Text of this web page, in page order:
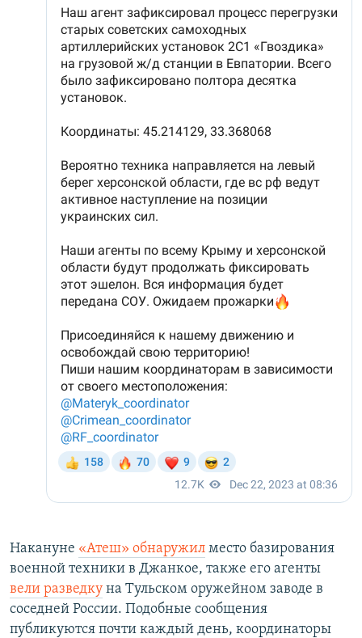
Накануне «Атеш» обнаружил место базирования
военной техники в Джанкое, также его агенты
вели разведку на Тульском оружейном заводе в
соседней России. Подобные сообщения
публикуются почти каждый день, координаторы